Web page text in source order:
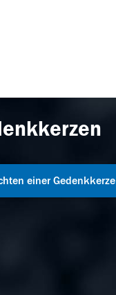
einer Gedenkkerze